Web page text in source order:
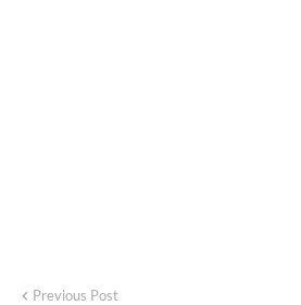
Previous Post